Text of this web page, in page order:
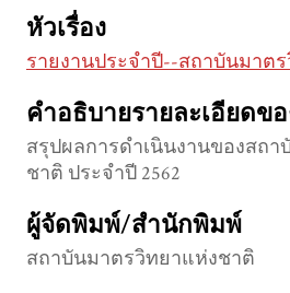
หัวเรื่อง
รายงานประจำปี--สถาบันมาต
คำอธิบายรายละเอียดข
สรุปผลการดำเนินงานของสถ
ชาติ ประจำปี 2562
ผู้จัดพิมพ์/สำนักพิมพ์
สถาบันมาตรวิทยาแห่งชาติ